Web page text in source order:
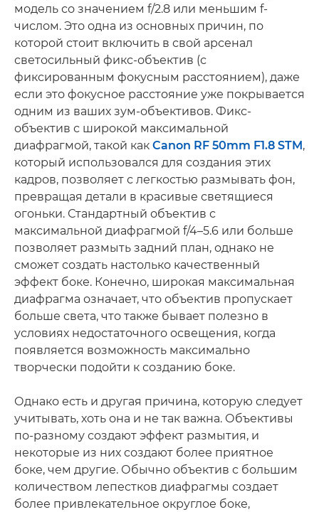
модель со значением f/2.8 или меньшим f-
числом. Это одна из основных причин, по
которой стоит включить в свой арсенал
светосильный фикс-объектив (с
фиксированным фокусным расстоянием), даже
если это фокусное расстояние уже покрывается
одним из ваших зум-объективов. Фикс-
объектив с широкой максимальной
диафрагмой, такой как Canon RF 50mm F1.8 STM ,
который использовался для создания этих
кадров, позволяет с легкостью размывать фон,
превращая детали в красивые светящиеся
огоньки. Стандартный объектив с
максимальной диафрагмой f/4–5.6 или больше
позволяет размыть задний план, однако не
сможет создать настолько качественный
эффект боке. Конечно, широкая максимальная
диафрагма означает, что объектив пропускает
больше света, что также бывает полезно в
условиях недостаточного освещения, когда
появляется возможность максимально
творчески подойти к созданию боке.
Однако есть и другая причина, которую следует
учитывать, хоть она и не так важна. Объективы
по-разному создают эффект размытия, и
некоторые из них создают более приятное
боке, чем другие. Обычно объектив с большим
количеством лепестков диафрагмы создает
более привлекательное округлое боке,